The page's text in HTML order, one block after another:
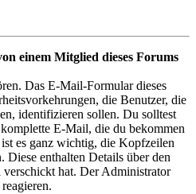
einem Mitglied dieses Forums
Das E-Mail-Formular dieses
die Benutzer, die
identifizieren sollen. Du solltest
E-Mail, die du bekommen
es ganz wichtig, die Kopfzeilen
Diese enthalten Details über den
hat. Der Administrator